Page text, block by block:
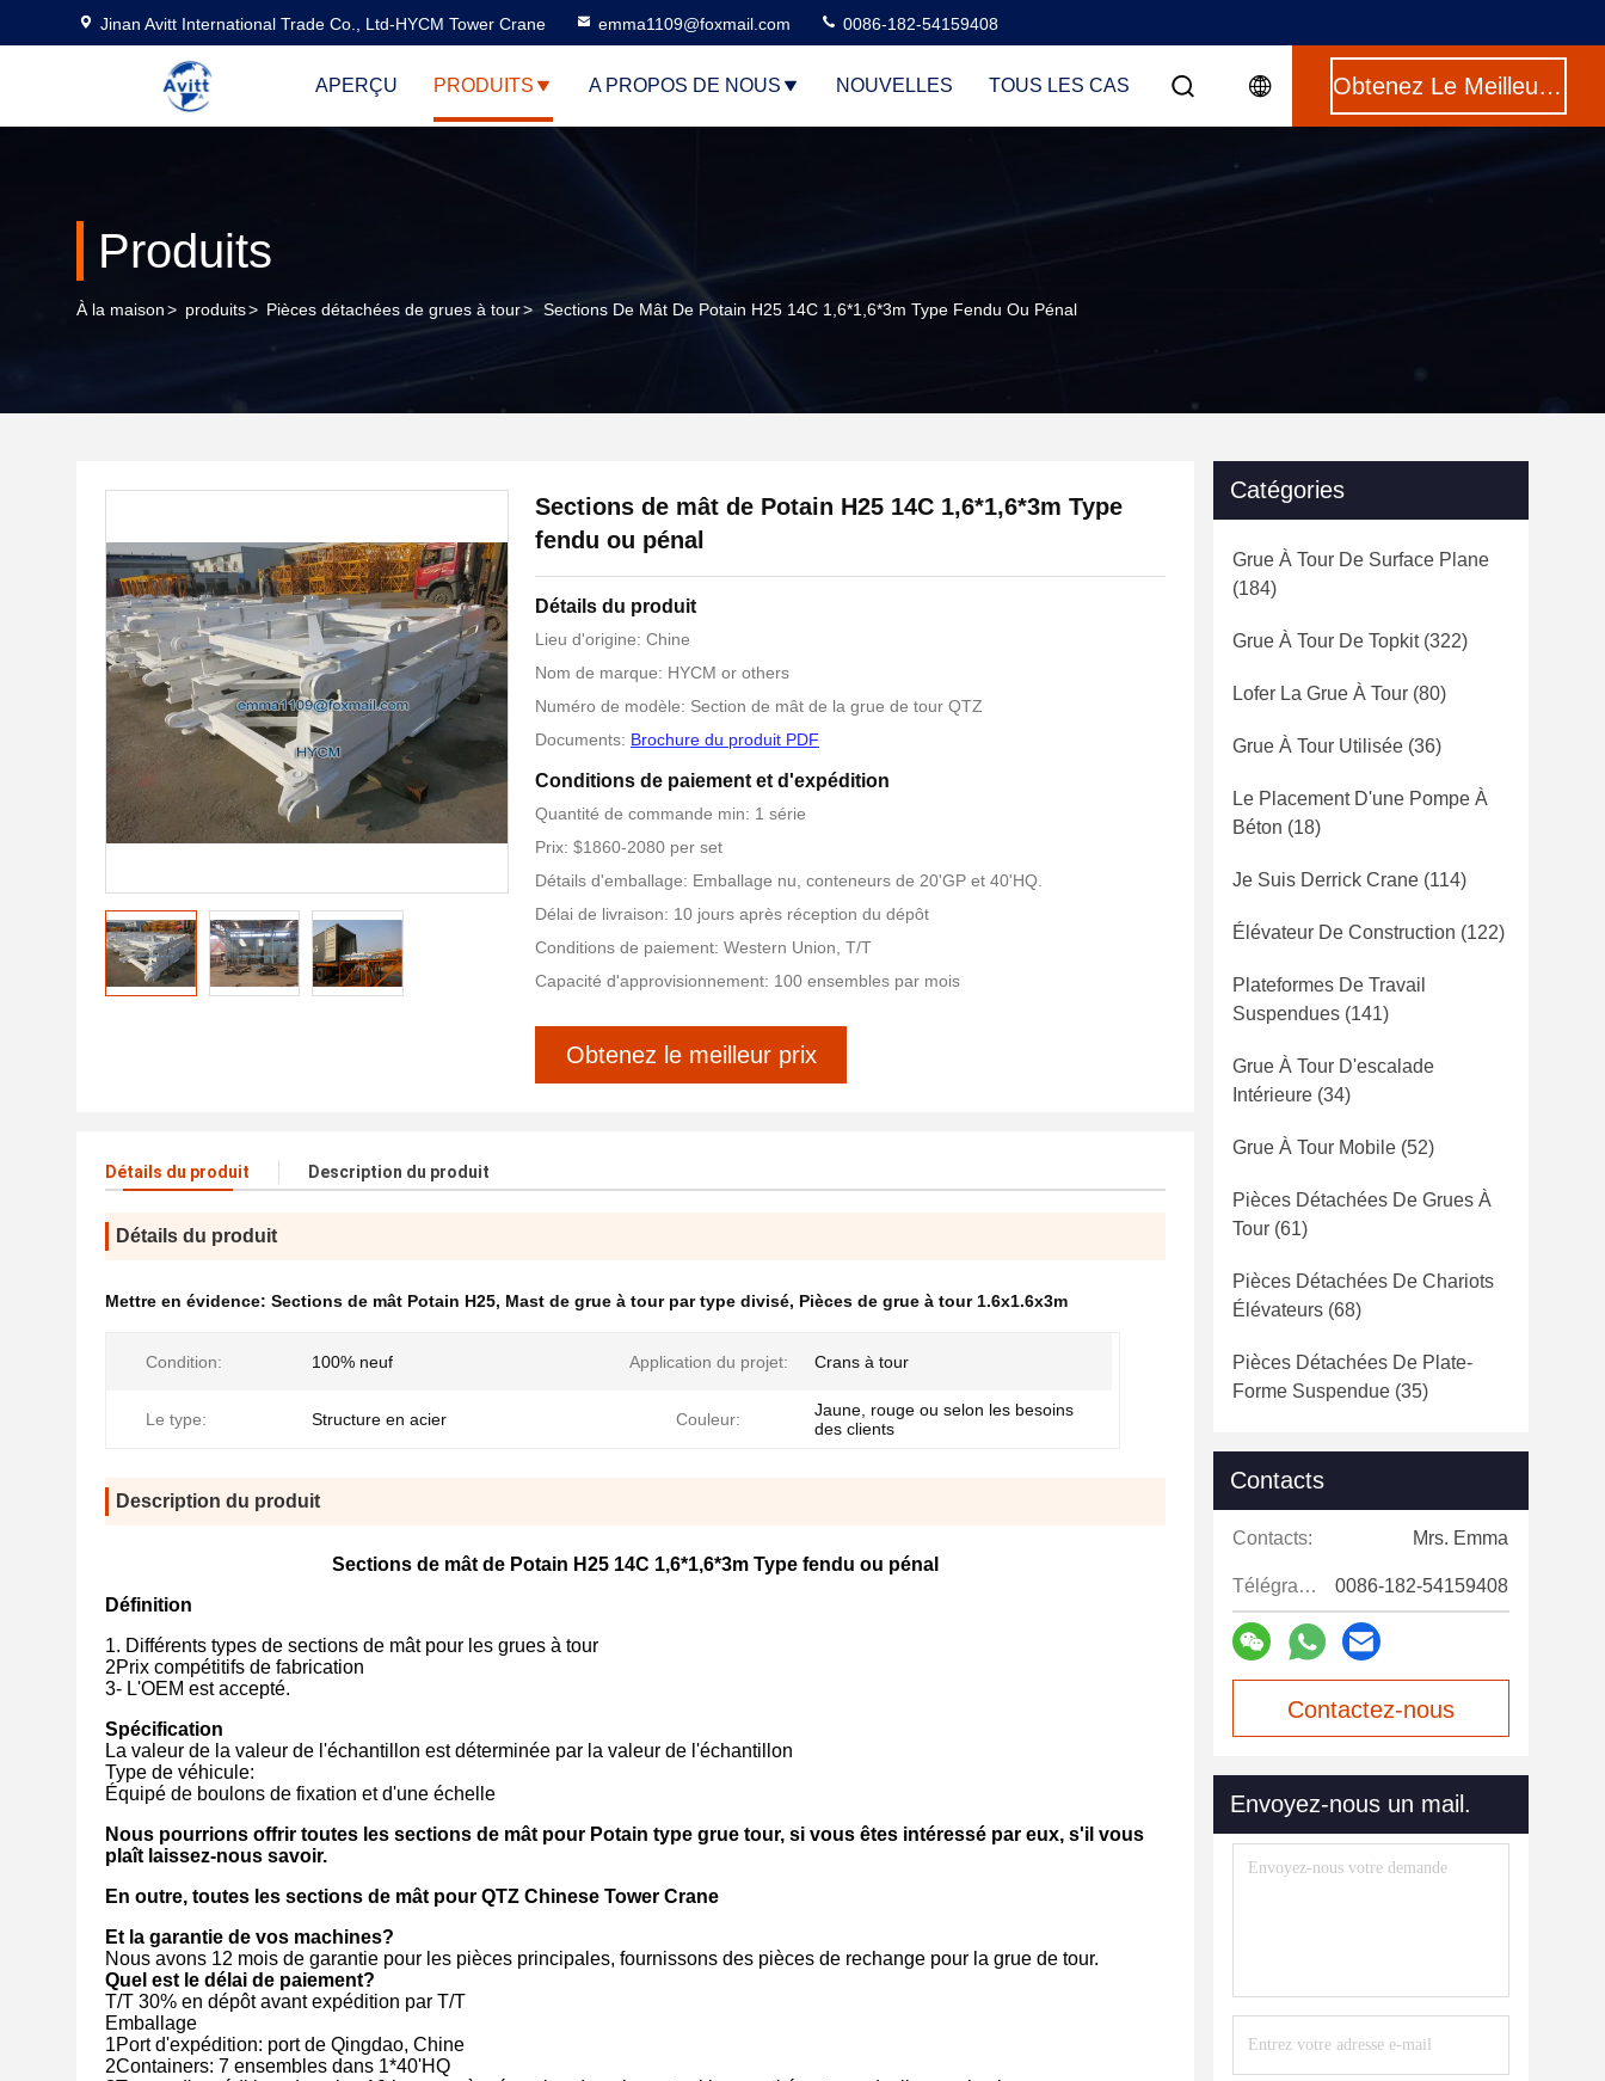
Jinan Avitt International Trade Co., Ltd-HYCM Tower Crane emma1109@foxmail.com 0086-182-54159408
APERÇU PRODUITS A PROPOS DE NOUS NOUVELLES TOUS LES CAS Obtenez Le Meilleur Prix
Produits
À la maison> produits> Pièces détachées de grues à tour> Sections De Mât De Potain H25 14C 1,6*1,6*3m Type Fendu Ou Pénal
Sections de mât de Potain H25 14C 1,6*1,6*3m Type
fendu ou pénal
Détails du produit
Lieu d'origine: Chine
Nom de marque: HYCM or others
Numéro de modèle: Section de mât de la grue de tour QTZ
Documents: Brochure du produit PDF
Conditions de paiement et d'expédition
Quantité de commande min: 1 série
Prix: $1860-2080 per set
Détails d'emballage: Emballage nu, conteneurs de 20'GP et 40'HQ.
Délai de livraison: 10 jours après réception du dépôt
Conditions de paiement: Western Union, T/T
Capacité d'approvisionnement: 100 ensembles par mois
Obtenez le meilleur prix
Détails du produit Description du produit
Détails du produit
Mettre en évidence: Sections de mât Potain H25, Mast de grue à tour par type divisé, Pièces de grue à tour 1.6x1.6x3m
Condition: 100% neuf Application du projet: Crans à tour
Le type: Structure en acier Couleur:
Jaune, rouge ou selon les besoins
des clients
Description du produit
Sections de mât de Potain H25 14C 1,6*1,6*3m Type fendu ou pénal
Définition
1. Différents types de sections de mât pour les grues à tour
2Prix compétitifs de fabrication
3- L'OEM est accepté.
Spécification
La valeur de la valeur de l'échantillon est déterminée par la valeur de l'échantillon
Type de véhicule:
Équipé de boulons de fixation et d'une échelle
Nous pourrions offrir toutes les sections de mât pour Potain type grue tour, si vous êtes intéressé par eux, s'il vous
plaît laissez-nous savoir.
En outre, toutes les sections de mât pour QTZ Chinese Tower Crane
Et la garantie de vos machines?
Nous avons 12 mois de garantie pour les pièces principales, fournissons des pièces de rechange pour la grue de tour.
Quel est le délai de paiement?
T/T 30% en dépôt avant expédition par T/T
Emballage
1Port d'expédition: port de Qingdao, Chine
2Containers: 7 ensembles dans 1*40'HQ
Catégories
Grue À Tour De Surface Plane
(184)
Grue À Tour De Topkit(322)
Lofer La Grue À Tour (80)
Grue À Tour Utilisée (36)
Le Placement D'une Pompe À
Béton (18)
Je Suis Derrick Crane (114)
Élévateur De Construction (122)
Plateformes De Travail
Suspendues (141)
Grue À Tour D'escalade
Intérieure (34)
Grue À Tour Mobile (52)
Pièces Détachées De Grues À
Tour (61)
Pièces Détachées De Chariots
Élévateurs (68)
Pièces Détachées De Plate-
Forme Suspendue (35)
Contacts
Contacts: Mrs. Emma
Télégramme: 0086-182-54159408
Contactez-nous
Envoyez-nous un mail.